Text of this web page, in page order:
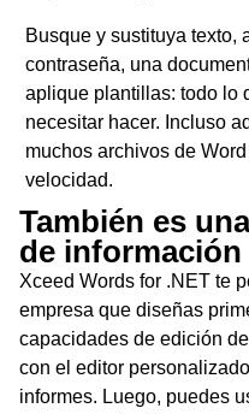
Busque y sustituya texto,
contraseña, una
aplique plantillas: todo lo
necesitar hacer. Incluso
muchos archivos de
velocidad.
También es
de información
Xceed Words for .NET te
empresa que diseñas
capacidades de edición
con el editor
informes. Luego, puedes